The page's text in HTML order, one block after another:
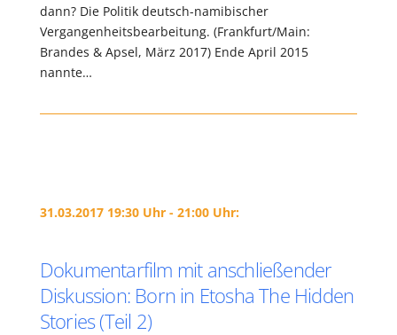
dann? Die Politik deutsch-namibischer
Vergangenheitsbearbeitung. (Frankfurt/Main:
Brandes & Apsel, März 2017) Ende April 2015
nannte…
31.03.2017 19:30 Uhr - 21:00 Uhr:
Dokumentarfilm mit anschließender
Diskussion: Born in Etosha The Hidden
Stories (Teil 2)